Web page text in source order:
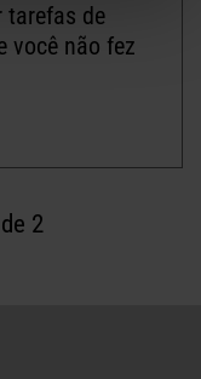
tarefas de
você não fez
de 2